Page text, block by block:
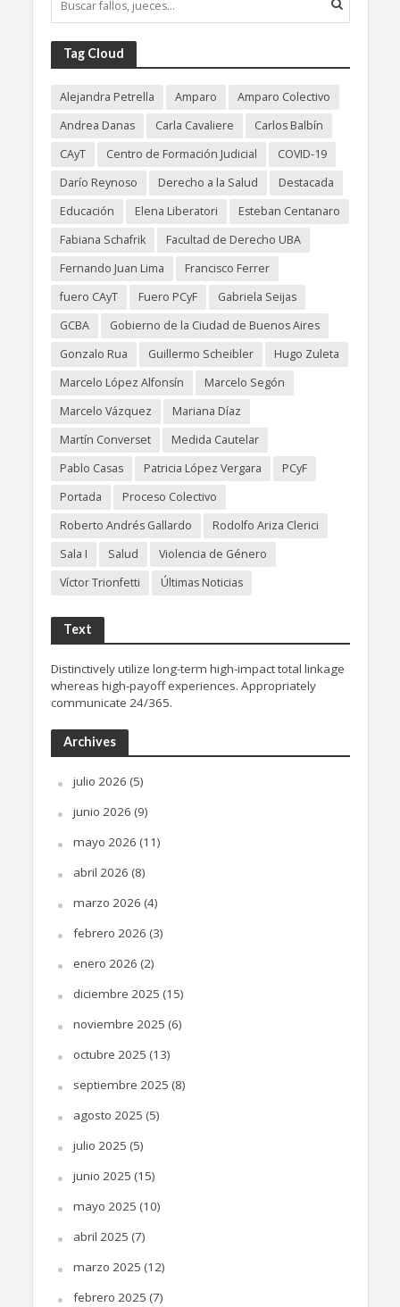
Tag Cloud
Alejandra Petrella Amparo
Amparo Colectivo
Andrea Danas
Carla Cavaliere
Carlos Balbín
CAyT
Centro de Formación Judicial
COVID-19
Darío Reynoso
Derecho a la Salud
Destacada
Educación
Elena Liberatori
Esteban Centanaro
Fabiana Schafrik
Facultad de Derecho UBA
Fernando Juan Lima
Francisco Ferrer
fuero CAyT
Fuero PCyF
Gabriela Seijas
GCBA
Gobierno de la Ciudad de Buenos Aires
Gonzalo Rua
Guillermo Scheibler
Hugo Zuleta
Marcelo López Alfonsín
Marcelo Segón
Marcelo Vázquez
Mariana Díaz
Martín Converset
Medida Cautelar
Pablo Casas
Patricia López Vergara
PCyF
Portada
Proceso Colectivo
Roberto Andrés Gallardo
Rodolfo Ariza Clerici
Sala I
Salud
Violencia de Género
Víctor Trionfetti
Últimas Noticias
Text
Distinctively utilize long-term high-impact total linkage
whereas high-payoff experiences. Appropriately
communicate 24/365.
Archives
julio 2026 (5)
junio 2026 (9)
mayo 2026 (11)
abril 2026 (8)
marzo 2026 (4)
febrero 2026 (3)
enero 2026 (2)
diciembre 2025 (15)
noviembre 2025 (6)
octubre 2025 (13)
septiembre 2025 (8)
agosto 2025 (5)
julio 2025 (5)
junio 2025 (15)
mayo 2025 (10)
abril 2025 (7)
marzo 2025 (12)
febrero 2025 (7)